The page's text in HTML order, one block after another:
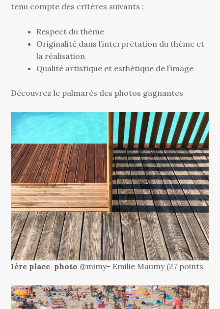
tenu compte des critères suivants :
Respect du thème
Originalité dans l’interprétation du thème et
la réalisation
Qualité artistique et esthétique de l’image
Découvrez le palmarès des photos gagnantes
1ère place-photo @mimy- Emilie Maumy (27 points